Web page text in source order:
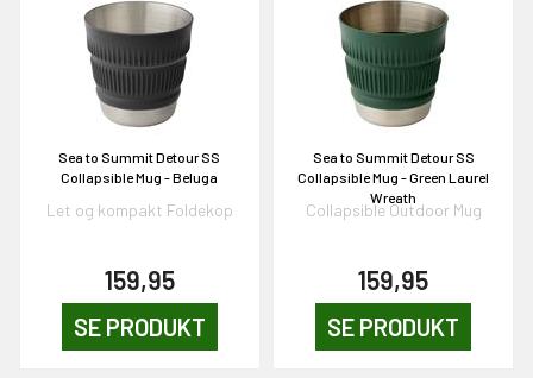
Sea to Summit Detour SS
Collapsible Mug - Beluga
Let og kompakt Foldekop
159,95
SE PRODUKT
Sea to Summit Detour SS
Collapsible Mug - Green Laurel
Wreath
Collapsible Outdoor Mug
159,95
SE PRODUKT
VIND!